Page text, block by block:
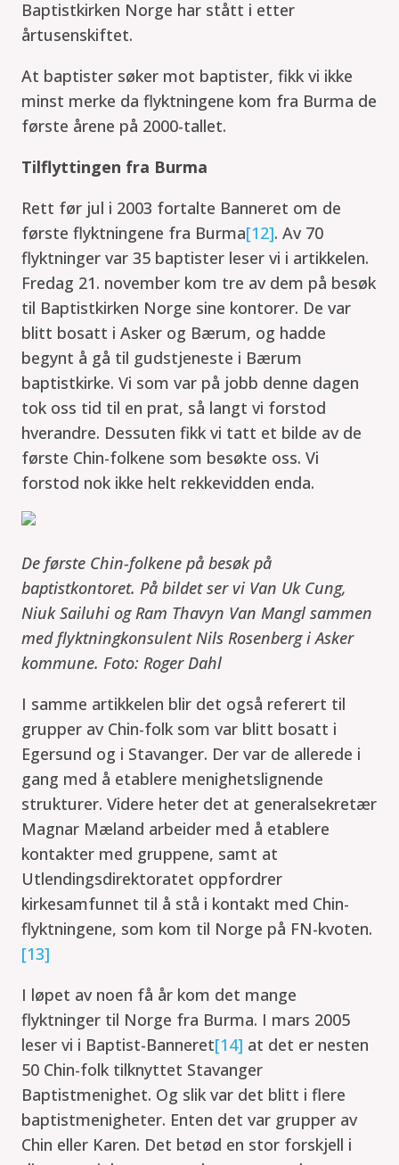
Baptistkirken Norge har stått i etter
årtusenskiftet.
At baptister søker mot baptister, fikk vi ikke
minst merke da flyktningene kom fra Burma de
første årene på 2000-tallet.
Tilflyttingen fra Burma
Rett før jul i 2003 fortalte Banneret om de
første flyktningene fra Burma[12]. Av 70
flyktninger var 35 baptister leser vi i artikkelen.
Fredag 21. november kom tre av dem på besøk
til Baptistkirken Norge sine kontorer. De var
blitt bosatt i Asker og Bærum, og hadde
begynt å gå til gudstjeneste i Bærum
baptistkirke. Vi som var på jobb denne dagen
tok oss tid til en prat, så langt vi forstod
hverandre. Dessuten fikk vi tatt et bilde av de
første Chin-folkene som besøkte oss. Vi
forstod nok ikke helt rekkevidden enda.
De første Chin-folkene på besøk på
baptistkontoret. På bildet ser vi Van Uk Cung,
Niuk Sailuhi og Ram Thavyn Van Mangl sammen
med flyktningkonsulent Nils Rosenberg i Asker
kommune. Foto: Roger Dahl
I samme artikkelen blir det også referert til
grupper av Chin-folk som var blitt bosatt i
Egersund og i Stavanger. Der var de allerede i
gang med å etablere menighetslignende
strukturer. Videre heter det at generalsekretær
Magnar Mæland arbeider med å etablere
kontakter med gruppene, samt at
Utlendingsdirektoratet oppfordrer
kirkesamfunnet til å stå i kontakt med Chin-
flyktningene, som kom til Norge på FN-kvoten.
[13]
I løpet av noen få år kom det mange
flyktninger til Norge fra Burma. I mars 2005
leser vi i Baptist-Banneret[14] at det er nesten
50 Chin-folk tilknyttet Stavanger
Baptistmenighet. Og slik var det blitt i flere
baptistmenigheter. Enten det var grupper av
Chin eller Karen. Det betød en stor forskjell i